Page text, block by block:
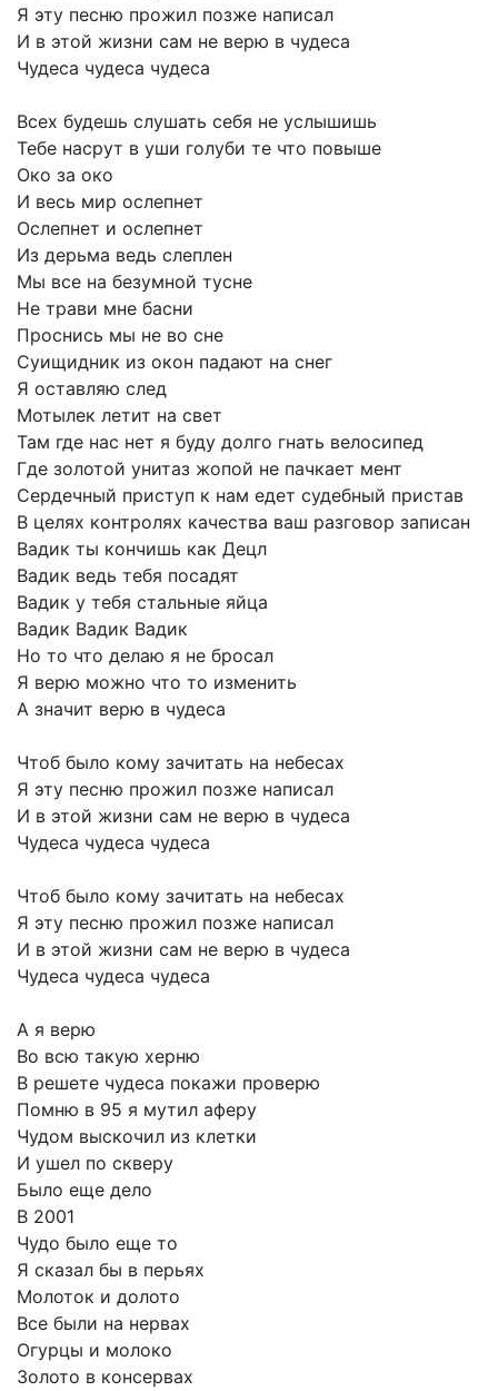
Я эту песню прожил позже написал
И в этой жизни сам не верю в чудеса
Чудеса чудеса чудеса
Всех будешь слушать себя не услышишь
Тебе насрут в уши голуби те что повыше
Око за око
И весь мир ослепнет
Ослепнет и ослепнет
Из дерьма ведь слеплен
Мы все на безумной тусне
Не трави мне басни
Проснись мы не во сне
Суищидник из окон падают на снег
Я оставляю след
Мотылек летит на свет
Там где нас нет я буду долго гнать велосипед
Где золотой унитаз жопой не пачкает мент
Сердечный приступ к нам едет судебный пристав
В целях контролях качества ваш разговор записан
Вадик ты кончишь как Децл
Вадик ведь тебя посадят
Вадик у тебя стальные яйца
Вадик Вадик Вадик
Но то что делаю я не бросал
Я верю можно что то изменить
А значит верю в чудеса
Чтоб было кому зачитать на небесах
Я эту песню прожил позже написал
И в этой жизни сам не верю в чудеса
Чудеса чудеса чудеса
Чтоб было кому зачитать на небесах
Я эту песню прожил позже написал
И в этой жизни сам не верю в чудеса
Чудеса чудеса чудеса
А я верю
Во всю такую херню
В решете чудеса покажи проверю
Помню в 95 я мутил аферу
Чудом выскочил из клетки
И ушел по скверу
Было еще дело
В 2001
Чудо было еще то
Я сказал бы в перьях
Молоток и долото
Все были на нервах
Огурцы и молоко
Золото в консервах